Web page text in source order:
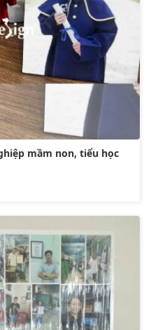
mầm non, tiểu học